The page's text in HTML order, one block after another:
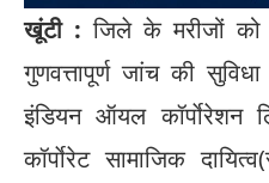
खूंटी : जिले के मरीजों
गुणवत्तापूर्ण जांच की
इंडियन ऑयल कॉर्पाेरेशन
कॉर्पाेरेट सामाजिक